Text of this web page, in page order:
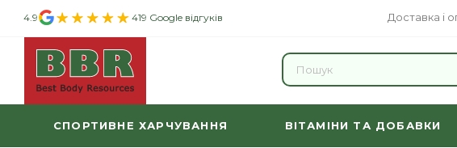
Доставка і
4.9 419 Google відгуків
СПОРТИВНЕ ХАРЧУВАННЯ ВІТАМІНИ ТА ДОБАВКИ